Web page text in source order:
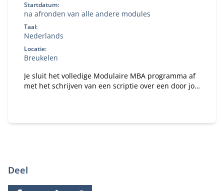
Startdatum:
na afronden van alle andere modules
Taal:
Nederlands
Locatie:
Breukelen
Je sluit het volledige Modulaire MBA programma af
met het schrijven van een scriptie over een door jou
Deel